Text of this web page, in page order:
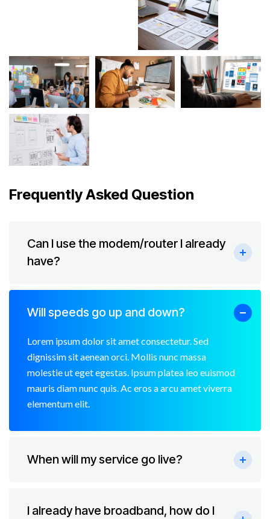
Frequently Asked Question
Can I use the modem/router I already
have?
Will speeds go up and down?
Lorem ipsum dolor sit amet consectetur. Sed
dignissim sit aenean orci. Mollis nunc massa
molestie ut eget egestas. Ipsum platea leo euismod
mauris diam nunc quis. Ac eros a arcu amet viverra
elementum elit.
When will my service go live?
I already have broadband, how do I